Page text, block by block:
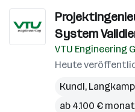
System
VTU Engineering
Heute
Kundl,
ab 4.100 €